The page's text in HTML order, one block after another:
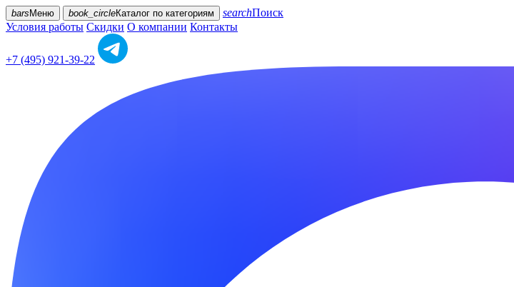
bars Меню book_circleКаталог по категориям searchПоиск
Условия работы Скидки О компании Контакты
+7 (495) 921-39-22